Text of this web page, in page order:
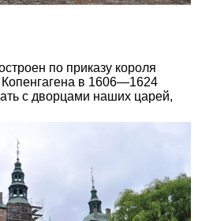
по приказу короля
в 1606—1624
с дворцами наших царей,